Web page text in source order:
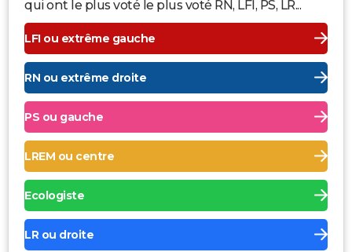
qui ont le plus voté le plus voté RN, LFI, PS, LR...
LFI ou extrême gauche
RN ou extrême droite
PS ou gauche
LREM ou centre
Ecologiste
LR ou droite